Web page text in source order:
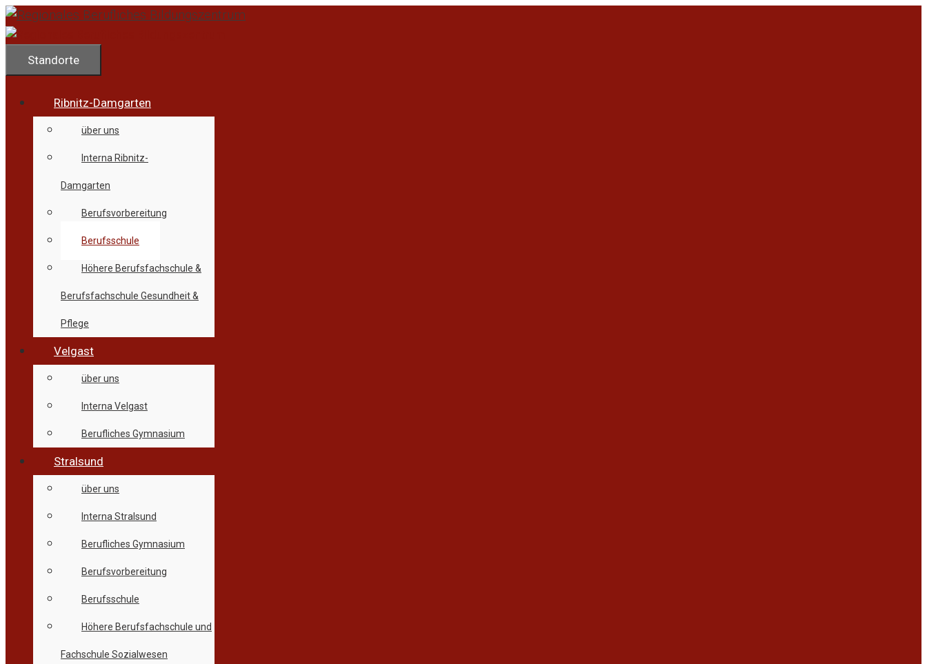
Zum
Inhalt
springenStandorte
Ribnitz-Damgarten
über uns
Interna Ribnitz-
Damgarten
Berufsvorbereitung
Berufsschule
Höhere Berufsfachschule &
Berufsfachschule Gesundheit &
Pflege
Velgast
über uns
Interna Velgast
Berufliches Gymnasium
Stralsund
über uns
Interna Stralsund
Berufliches Gymnasium
Berufsvorbereitung
Berufsschule
Höhere Berufsfachschule und
Fachschule Sozialwesen